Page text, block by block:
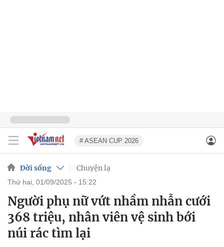
# ASEAN CUP 2026
Đời sống Chuyện lạ
thứ hai, 01/09/2025 - 15:22
Người phụ nữ vứt nhầm nhẫn cưới
368 triệu, nhân viên vệ sinh bới
núi rác tìm lại